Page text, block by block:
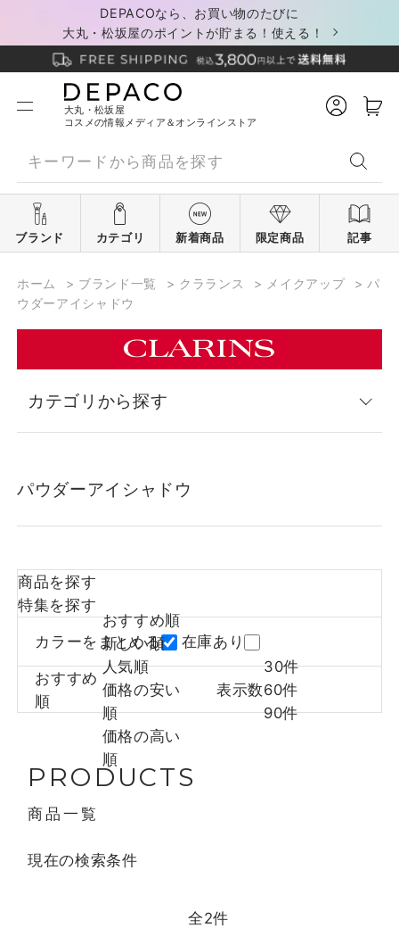
DEPACOなら、お買い物のたびに
大丸・松坂屋のポイントが貯まる！使える！
大丸・松坂屋
コスメの情報メディア＆オンラインストア
ブランド カテゴリ 新着商品 限定商品 記事
ホーム > ブランド一覧 > クラランス > メイクアップ > パ
ウダーアイシャドウ
カテゴリから探す
パウダーアイシャドウ
商品を探す
特集を探す
カラーをまとめる 在庫あり
おすすめ
順
おすすめ順
新しい順
人気順
価格の安い
順
価格の高い
順
表示数
30件
60件
90件
PRODUCTS
商品一覧
現在の検索条件
全2件